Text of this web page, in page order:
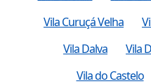
Vila Curuçá Velha
Vila Dalva
Vila
Vila do Castelo